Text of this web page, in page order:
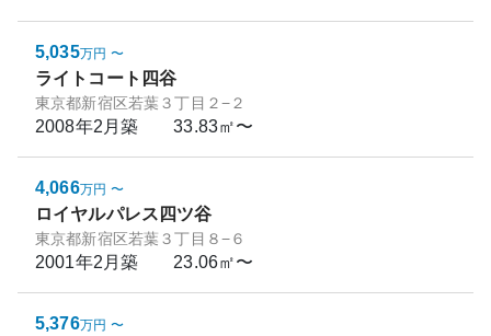
5,035万円 〜
ライトコート四谷
東京都新宿区若葉３丁目２−２
2008年2月築 33.83㎡〜
4,066万円 〜
ロイヤルパレス四ツ谷
東京都新宿区若葉３丁目８−６
2001年2月築 23.06㎡〜
5,376万円 〜